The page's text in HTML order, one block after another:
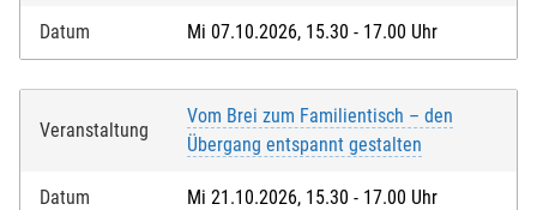
Datum Mi 07.10.2026, 15.30 - 17.00 Uhr
Veranstaltung
Vom Brei zum Familientisch – den
Übergang entspannt gestalten
Datum Mi 21.10.2026, 15.30 - 17.00 Uhr